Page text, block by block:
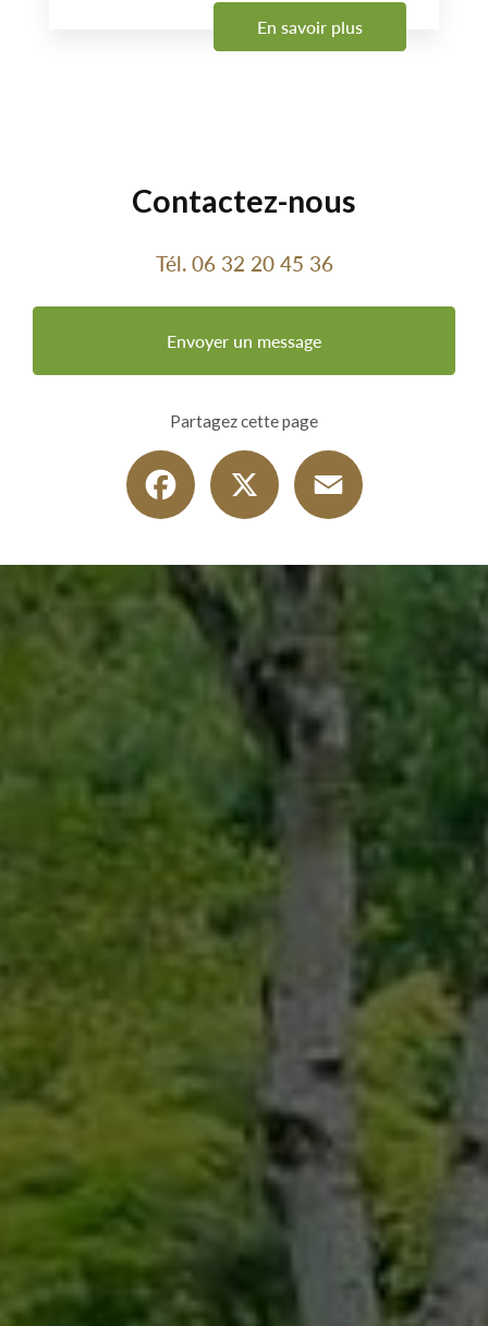
En savoir plus
Contactez-nous
Tél. 06 32 20 45 36
Envoyer un message
Partagez cette page
Facebook